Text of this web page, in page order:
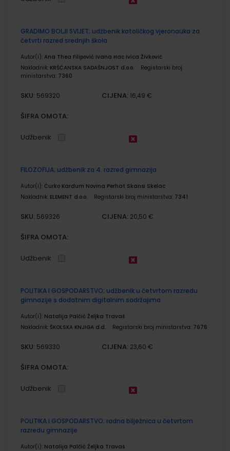
GRADIMO BOLJI SVIJET; udžbenik katoličkog vjeronauka za
četvrti razred srednjih škola
Autor(i): Ana Thea Filipović Ivana Hac Ivica Živković
Nakladnik: KRŠĆANSKA SADAŠNJOST d.o.o.
Registarski broj
ministarstva: 7360
SKU: 569320 CIJENA: 16,49 €
ŠIFRA OMOTA:
Udžbenik
FILOZOFIJA; udžbenik za 4. razred gimnazija
Autor(i): Ćurko Kardum Novina Perhat Skansi Skelac
Nakladnik: ELEMENT d.o.o. Registarski broj ministarstva: 7341
SKU: 569326 CIJENA: 20,50 €
ŠIFRA OMOTA:
Udžbenik
POLITIKA I GOSPODARSTVO; udžbenik u četvrtom razredu
gimnazije s dodatnim digitalnim sadržajima
Autor(i): Natalija Palčić Željka Travaš
Nakladnik: ŠKOLSKA KNJIGA d.d. Registarski broj ministarstva: 7676
SKU: 569330 CIJENA: 23,60 €
ŠIFRA OMOTA:
Udžbenik
POLITIKA I GOSPODARSTVO; radna bilježnica u četvrtom
razredu gimnazije
Autor(i): Natalija Palčić Željka Travaš